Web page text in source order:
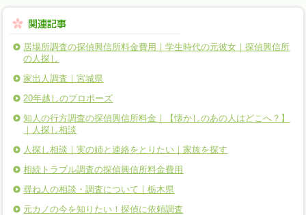
居場所調査の探偵興信所料金費用｜学生時代の元彼女｜探偵興信所
の人探し
家出人調査｜宮城県
20年越しのプロポーズ
知人の行方調査の探偵興信所料金｜【懐かしのあの人はどこへ？】
｜人探し相談
人探し相談｜実の姉と連絡をとりたい｜家族を探す
相続トラブル調査の探偵興信所料金費用
尋ね人の相談・調査について｜栃木県
元カノの今を知りたい！探偵に依頼調査